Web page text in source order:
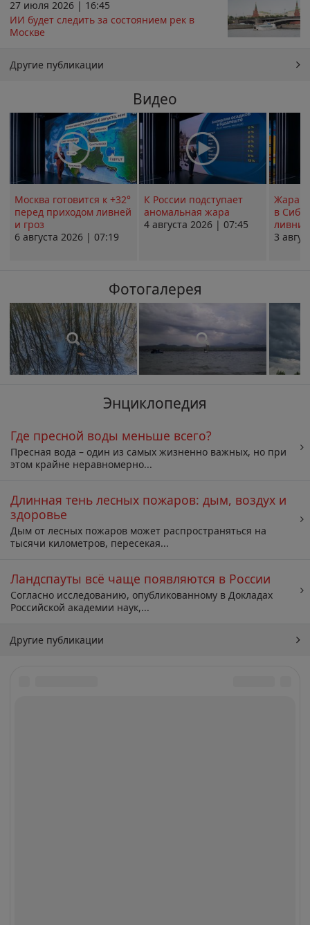
27 июля 2026 | 16:45
ИИ будет следить за состоянием рек в
Москве
Другие публикации
Видео
Москва готовится к +32°
перед приходом ливней
и гроз
6 августа 2026 | 07:19
К России подступает
аномальная жара
4 августа 2026 | 07:45
Жара в
в
ливни
3
Фотогалерея
Энциклопедия
Где пресной воды меньше всего?
Пресная вода – один из самых жизненно важных, но при
этом крайне неравномерно...
Длинная тень лесных пожаров: дым, воздух и
здоровье
Дым от лесных пожаров может распространяться на
тысячи километров, пересекая...
Ландспауты всё чаще появляются в России
Согласно исследованию, опубликованному в Докладах
Российской академии наук,...
Другие публикации